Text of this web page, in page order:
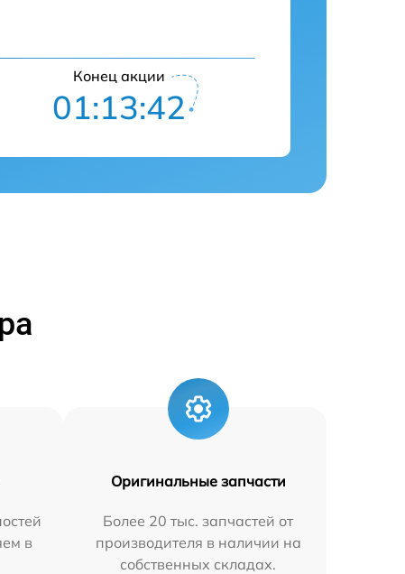
Конец акции
01:13:41
в
Оригинальные запчасти
Более 20 тыс. запчастей от
производителя в наличии на
собственных складах.